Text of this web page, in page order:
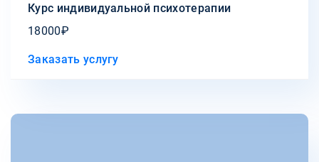
Курс индивидуальной психотерапии
18000₽
Заказать услугу